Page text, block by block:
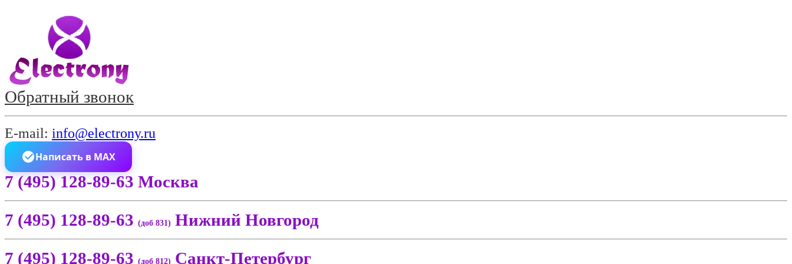
Обратный звонок
E-mail: info@electrony.ru
Написать в MAX
7 (495) 128-89-63 Москва
7 (495) 128-89-63 (доб 831) Нижний Новгород
7 (495) 128-89-63 (доб 812) Санкт-Петербург